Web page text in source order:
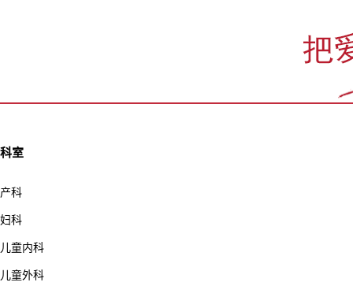
科室
产科
妇科
儿童内科
儿童外科